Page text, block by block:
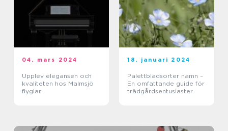
04. mars 2024
Upplev elegansen och
kvaliteten hos Malmsjö
flyglar
18. januari 2024
Palettbladsorter namn –
En omfattande guide för
trädgårdsentusiaster